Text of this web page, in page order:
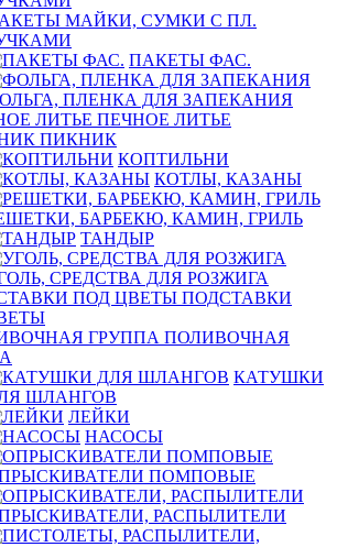
МАЙКИ, СУМКИ С ПЛ.
ПАКЕТЫ ФАС.
ПЛЕНКА ДЛЯ ЗАПЕКАНИЯ
ПЕЧНОЕ ЛИТЬЕ
ПИКНИК
КОПТИЛЬНИ
КОТЛЫ, КАЗАНЫ
БАРБЕКЮ, КАМИН, ГРИЛЬ
ТАНДЫР
СРЕДСТВА ДЛЯ РОЗЖИГА
ПОДСТАВКИ
ПОЛИВОЧНАЯ
КАТУШКИ
ШЛАНГОВ
ЛЕЙКИ
НАСОСЫ
ПОМПОВЫЕ
РАСПЫЛИТЕЛИ